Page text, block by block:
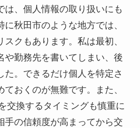
は、個人情報の取り扱いにも
秋田市のような地方では、
クもあります。私は最初、
や勤務先を書いてしまい、後
た。できるだけ個人を特定さ
おくのが無難です。また、
交換するタイミングも慎重に
手の信頼度が高まってから交